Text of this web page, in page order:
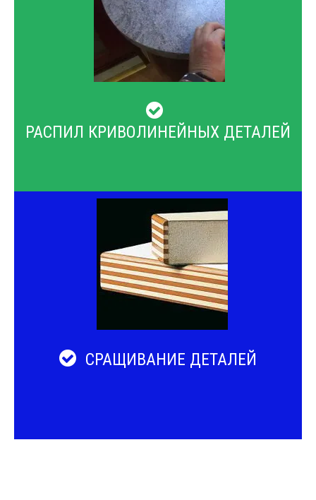
РАСПИЛ КРИВОЛИНЕЙНЫХ ДЕТАЛЕЙ
СРАЩИВАНИЕ ДЕТАЛЕЙ